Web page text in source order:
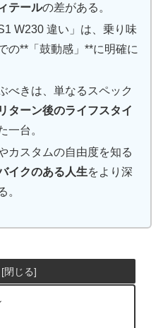
テールの差がある。
W230 違い」は、乗り味
の**「鼓動感」**に明確に
べきは、単なるスペック
リターン後のライフスタイ
一台。
カスタムの自由度を知る
イクのある人生をより深
。